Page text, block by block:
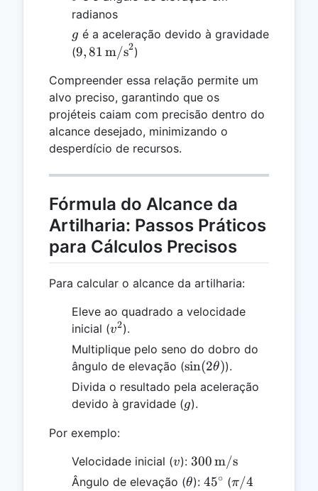
radianos
g
g é a aceleração devido à gravidade
(9,81 \,
9,81 m/s2)
Compreender essa relação permite um
alvo preciso, garantindo que os
projéteis caiam com precisão dentro do
alcance desejado, minimizando o
desperdício de recursos.
Fórmula do Alcance da
Artilharia: Passos Práticos
para Cálculos Precisos
Para calcular o alcance da artilharia:
Eleve ao quadrado a velocidade
inicial (v^2
v2).
Multiplique pelo seno do dobro do
ângulo de elevação (\sin(2\theta)
sin(2θ)).
Divida o resultado pela aceleração
devido à gravidade (g
g).
Por exemplo:
Velocidade inicial (v
v): 300 \,
\text{m/s}
300m/s
Ângulo de elevação (\theta
θ): 45^\circ
45∘ (\pi/4
π/4